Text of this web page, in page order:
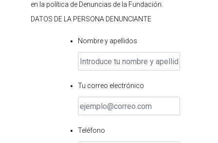
en la política de Denuncias de la Fundación.
DATOS DE LA PERSONA DENUNCIANTE
Nombre y apellidos
Tu correo electrónico
Teléfono